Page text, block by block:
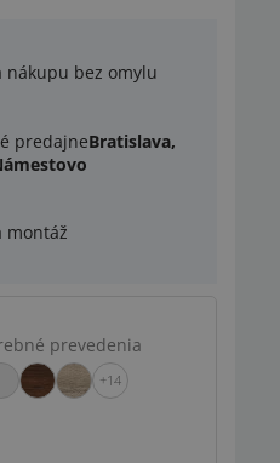
nákupu bez omylu
predajneBratislava,
montáž
prevedenia
+14